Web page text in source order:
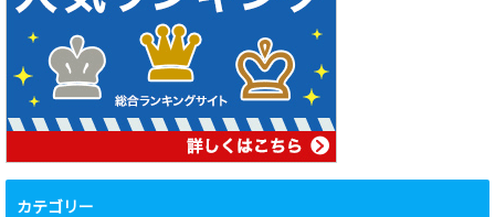
カテゴリー